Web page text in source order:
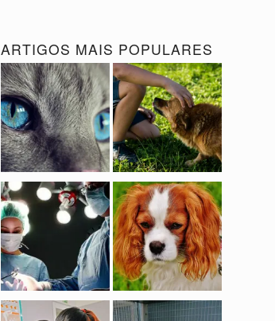
ARTIGOS MAIS POPULARES